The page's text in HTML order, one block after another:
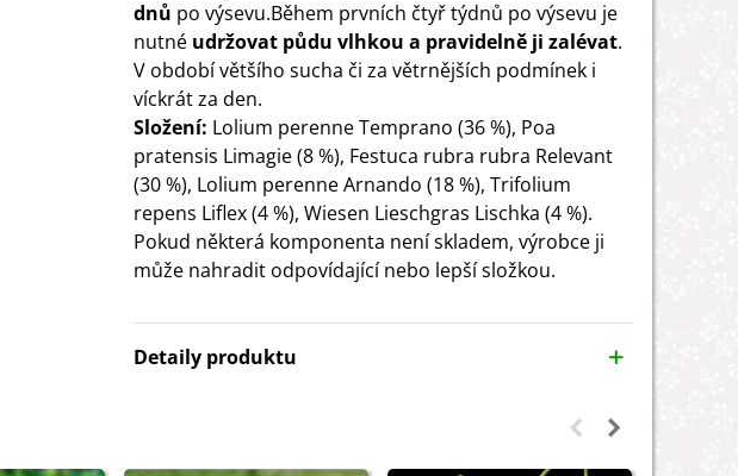
dnů po výsevu.Během prvních čtyř týdnů po výsevu je
nutné udržovat půdu vlhkou a pravidelně ji zalévat.
V období většího sucha či za větrnějších podmínek i
víckrát za den.
Složení: Lolium perenne Temprano (36 %), Poa
pratensis Limagie (8 %), Festuca rubra rubra Relevant
(30 %), Lolium perenne Arnando (18 %), Trifolium
repens Liflex (4 %), Wiesen Lieschgras Lischka (4 %).
Pokud některá komponenta není skladem, výrobce ji
může nahradit odpovídající nebo lepší složkou.
Detaily produktu